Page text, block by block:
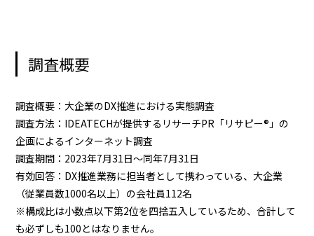
調査概要
調査概要：大企業のDX推進における実態調査
調査方法：IDEATECHが提供するリサーチPR「リサピー®︎」の
企画によるインターネット調査
調査期間：2023年7月31日〜同年7月31日
有効回答：DX推進業務に担当者として携わっている、大企業
（従業員数1000名以上）の会社員112名
※構成比は小数点以下第2位を四捨五入しているため、合計して
も必ずしも100とはなりません。